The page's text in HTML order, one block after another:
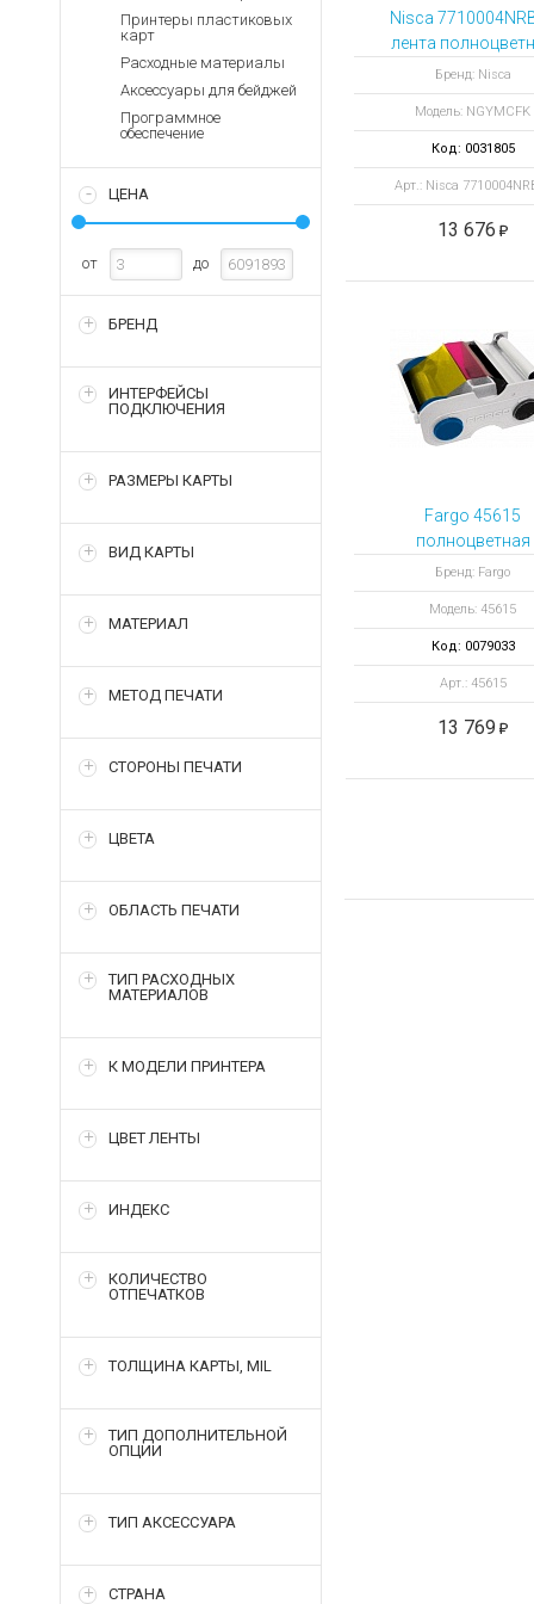
Запасные
Терминалы
оплаты
Зарядные устройства
Архивные товары
Принтеры пластиковых
карт
Расходные материалы
Аксессуары для бейджей
Программное
обеспечение
ЦЕНА
от до
БРЕНД
ИНТЕРФЕЙСЫ
ПОДКЛЮЧЕНИЯ
РАЗМЕРЫ КАРТЫ
ВИД КАРТЫ
МАТЕРИАЛ
МЕТОД ПЕЧАТИ
СТОРОНЫ ПЕЧАТИ
ЦВЕТА
ОБЛАСТЬ ПЕЧАТИ
ТИП РАСХОДНЫХ
МАТЕРИАЛОВ
К МОДЕЛИ ПРИНТЕРА
ЦВЕТ ЛЕНТЫ
ИНДЕКС
КОЛИЧЕСТВО
ОТПЕЧАТКОВ
ТОЛЩИНА КАРТЫ, MIL
ТИП ДОПОЛНИТЕЛЬНОЙ
ОПЦИИ
ТИП АКСЕССУАРА
СТРАНА
Nisca
лента
NGYMCFK 250
отпечатков
Бренд: Nisca
Модель: NGYMCFK
Код: 0031805
Арт.: Nisca
13 676
Fargo 45615
полноцветная
лента YMCKOKO
отпечатков
Бренд: Fargo
Модель: 45615
Код: 0079033
Арт.: 45615
13 769